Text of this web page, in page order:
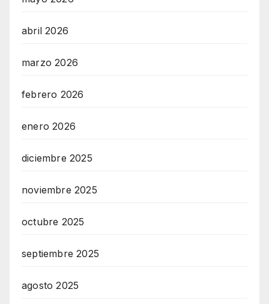
abril 2026
marzo 2026
febrero 2026
enero 2026
diciembre 2025
noviembre 2025
octubre 2025
septiembre 2025
agosto 2025